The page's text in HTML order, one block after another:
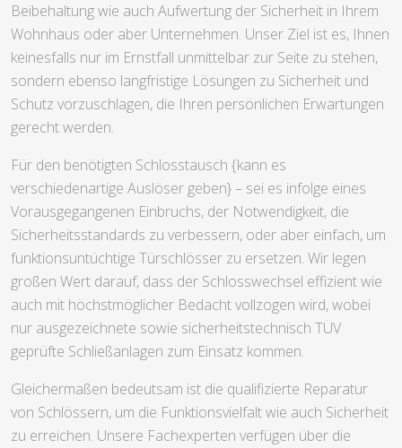
Beibehaltung wie auch Aufwertung der Sicherheit in Ihrem
Wohnhaus oder aber Unternehmen. Unser Ziel ist es, Ihnen
keinesfalls nur im Ernstfall unmittelbar zur Seite zu stehen,
sondern ebenso langfristige Lösungen zu Sicherheit und
Schutz vorzuschlagen, die Ihren persönlichen Erwartungen
gerecht werden.
Für den benötigten Schlosstausch {kann es
verschiedenartige Auslöser geben} – sei es infolge eines
Vorausgegangenen Einbruchs, der Notwendigkeit, die
Sicherheitsstandards zu verbessern, oder aber einfach, um
funktionsuntüchtige Türschlösser zu ersetzen. Wir legen
großen Wert darauf, dass der Schlosswechsel effizient wie
auch mit höchstmöglicher Bedacht vollzogen wird, wobei
nur ausgezeichnete sowie sicherheitstechnisch TÜV
geprüfte Schließanlagen zum Einsatz kommen.
Gleichermaßen bedeutsam ist die qualifizierte Reparatur
von Schlössern, um die Funktionsvielfalt wie auch Sicherheit
zu erreichen. Unsere Fachexperten verfügen über die